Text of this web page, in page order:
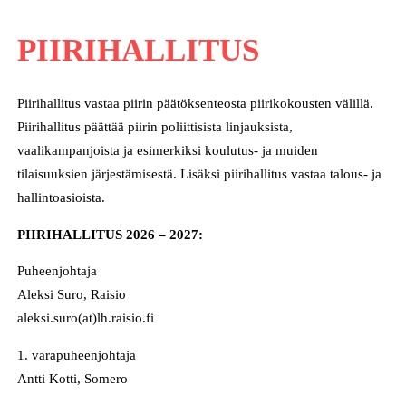
PIIRIHALLITUS
Piirihallitus vastaa piirin päätöksenteosta piirikokousten välillä.
Piirihallitus päättää piirin poliittisista linjauksista,
vaalikampanjoista ja esimerkiksi koulutus- ja muiden
tilaisuuksien järjestämisestä. Lisäksi piirihallitus vastaa talous- ja
hallintoasioista.
PIIRIHALLITUS 2026 – 2027:
Puheenjohtaja
Aleksi Suro, Raisio
aleksi.suro(at)lh.raisio.fi
1. varapuheenjohtaja
Antti Kotti, Somero